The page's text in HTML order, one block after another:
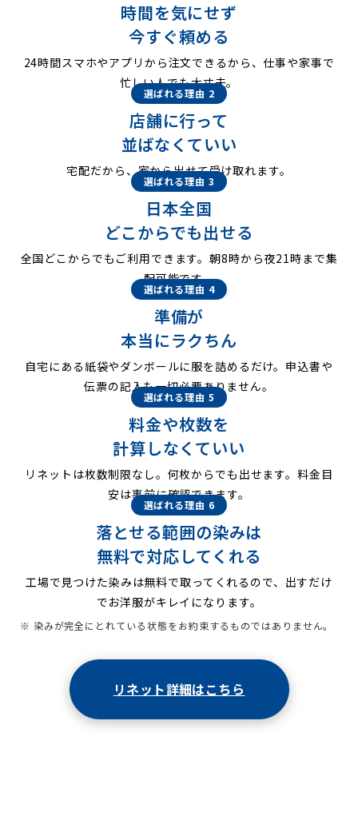
時間を気にせず
今すぐ頼める
24時間スマホやアプリから注文できるから、仕事や家事で
忙しい人でも大丈夫。
選ばれる理由 2
店舗に行って
並ばなくていい
宅配だから、家から出せて受け取れます。
選ばれる理由 3
日本全国
どこからでも出せる
全国どこからでもご利用できます。朝8時から夜21時まで集
配可能です。
選ばれる理由 4
準備が
本当にラクちん
自宅にある紙袋やダンボールに服を詰めるだけ。申込書や
伝票の記入も一切必要ありません。
選ばれる理由 5
料金や枚数を
計算しなくていい
リネットは枚数制限なし。何枚からでも出せます。料金目
安は事前に確認できます。
選ばれる理由 6
落とせる範囲の染みは
無料で対応してくれる
工場で見つけた染みは無料で取ってくれるので、出すだけ
でお洋服がキレイになります。
※ 染みが完全にとれている状態をお約束するものではありません。
リネット詳細はこちら